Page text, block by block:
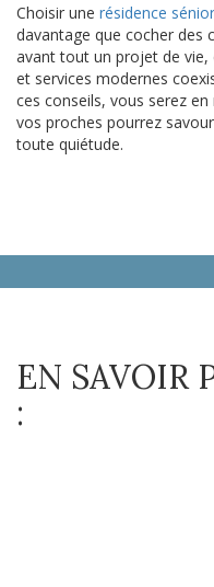
Choisir une résidence
davantage que cocher des
avant tout un projet de vie,
et services modernes
ces conseils, vous serez
vos proches pourrez
toute quiétude.
EN SAVOIR
: